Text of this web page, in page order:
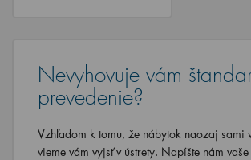
Nevyhovuje vám
prevedenie?
Vzhľadom k tomu, že nábytok naozaj sami
vieme vám vyjsť v ústrety. Napíšte nám